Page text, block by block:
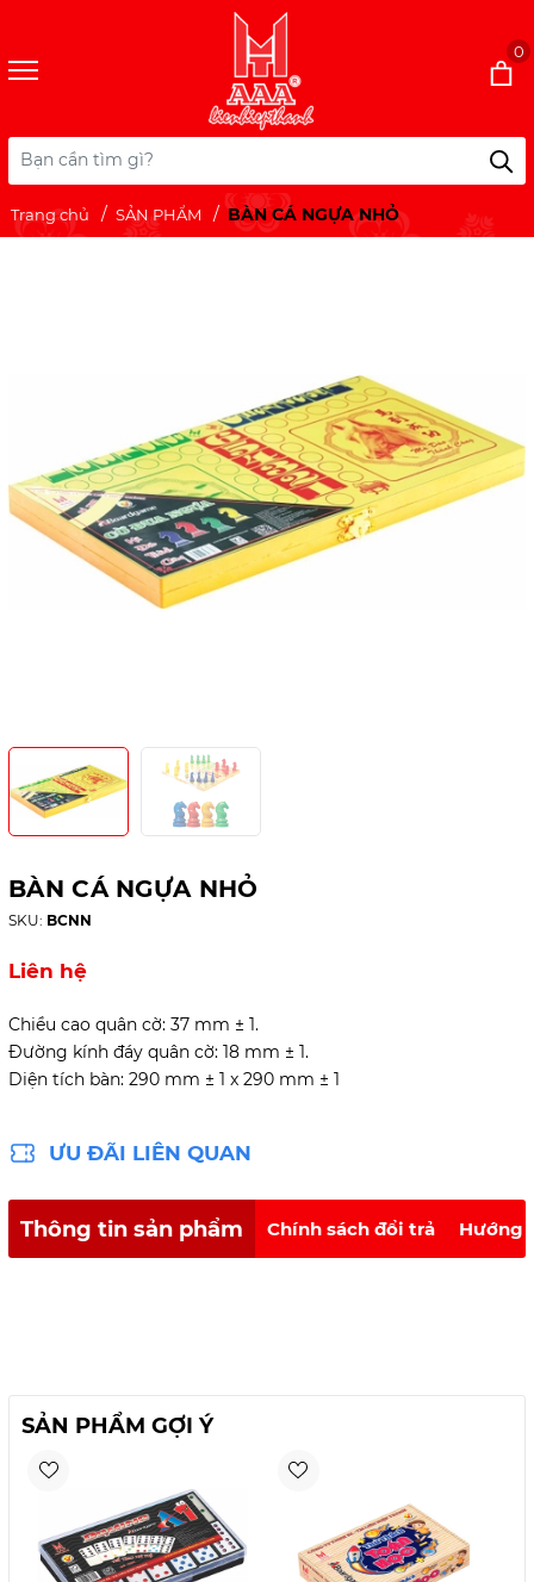
0
Trang chủ SẢN PHẨM BÀN CÁ NGỰA NHỎ
BÀN CÁ NGỰA NHỎ
SKU: BCNN
Liên hệ
Chiều cao quân cờ: 37 mm ± 1.
Đường kính đáy quân cờ: 18 mm ± 1.
Diện tích bàn: 290 mm ± 1 x 290 mm ± 1
ƯU ĐÃI LIÊN QUAN
Thông tin sản phẩm Chính sách đổi trả Hướng
SẢN PHẨM GỢI Ý